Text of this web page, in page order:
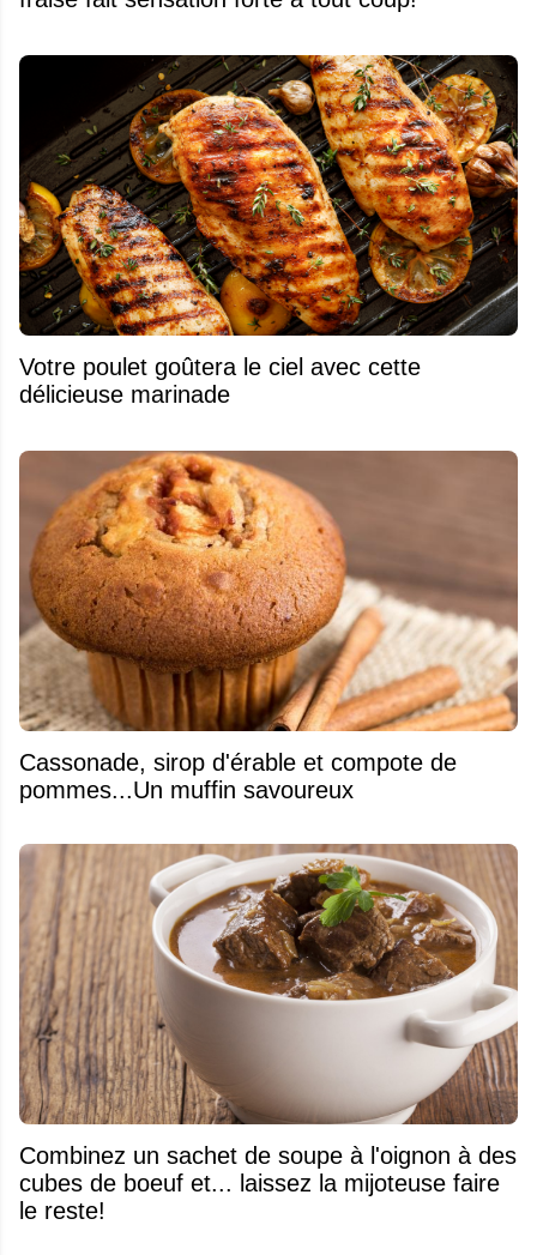
Votre poulet goûtera le ciel avec cette
délicieuse marinade
​Cassonade, sirop d'érable et compote de
pommes...Un muffin savoureux
Combinez un sachet de soupe à l'oignon à des
cubes de boeuf et... laissez la mijoteuse faire
le reste!